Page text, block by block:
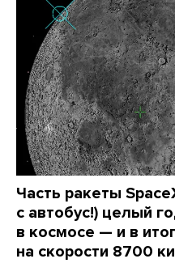
Часть ракеты
с автобус!) целый
в космосе — и в
на скорости 8700